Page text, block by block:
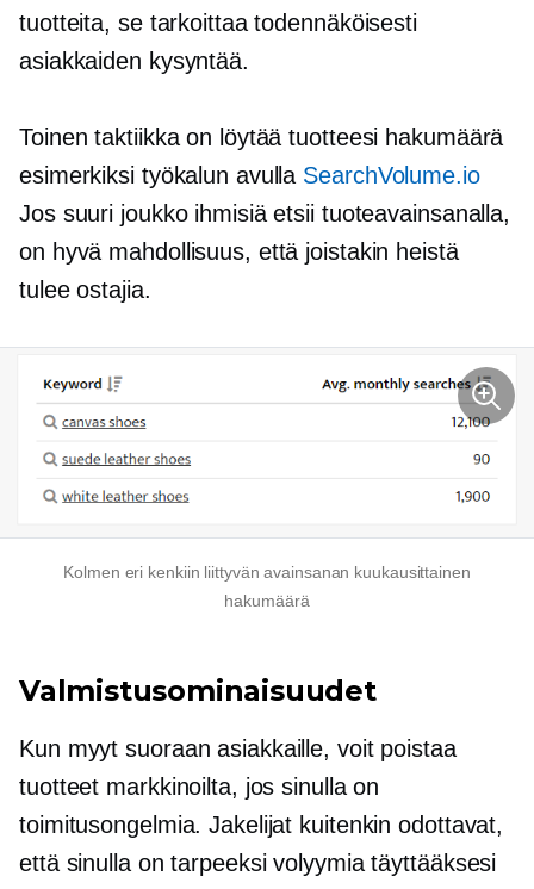
tuotteita, se tarkoittaa todennäköisesti
asiakkaiden kysyntää.
Toinen taktiikka on löytää tuotteesi hakumäärä
esimerkiksi työkalun avulla SearchVolume.io
Jos suuri joukko ihmisiä etsii tuoteavainsanalla,
on hyvä mahdollisuus, että joistakin heistä
tulee ostajia.
Kolmen eri kenkiin liittyvän avainsanan kuukausittainen
hakumäärä
Valmistusominaisuudet
Kun myyt suoraan asiakkaille, voit poistaa
tuotteet markkinoilta, jos sinulla on
toimitusongelmia. Jakelijat kuitenkin odottavat,
että sinulla on tarpeeksi volyymia täyttääksesi